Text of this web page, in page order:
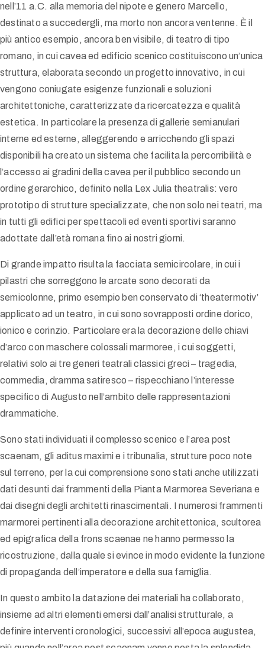
nell’11 a.C. alla memoria del nipote e genero Marcello,
destinato a succedergli, ma morto non ancora ventenne. È il
più antico esempio, ancora ben visibile, di teatro di tipo
romano, in cui cavea ed edificio scenico costituiscono un’unica
struttura, elaborata secondo un progetto innovativo, in cui
vengono coniugate esigenze funzionali e soluzioni
architettoniche, caratterizzate da ricercatezza e qualità
estetica. In particolare la presenza di gallerie semianulari
interne ed esterne, alleggerendo e arricchendo gli spazi
disponibili ha creato un sistema che facilita la percorribilità e
l’accesso ai gradini della cavea per il pubblico secondo un
ordine gerarchico, definito nella Lex Julia theatralis: vero
prototipo di strutture specializzate, che non solo nei teatri, ma
in tutti gli edifici per spettacoli ed eventi sportivi saranno
adottate dall’età romana fino ai nostri giorni.
Di grande impatto risulta la facciata semicircolare, in cui i
pilastri che sorreggono le arcate sono decorati da
semicolonne, primo esempio ben conservato di ‘theatermotiv’
applicato ad un teatro, in cui sono sovrapposti ordine dorico,
ionico e corinzio. Particolare era la decorazione delle chiavi
d’arco con maschere colossali marmoree, i cui soggetti,
relativi solo ai tre generi teatrali classici greci – tragedia,
commedia, dramma satiresco – rispecchiano l’interesse
specifico di Augusto nell’ambito delle rappresentazioni
drammatiche.
Sono stati individuati il complesso scenico e l’area post
scaenam, gli aditus maximi e i tribunalia, strutture poco note
sul terreno, per la cui comprensione sono stati anche utilizzati
dati desunti dai frammenti della Pianta Marmorea Severiana e
dai disegni degli architetti rinascimentali. I numerosi frammenti
marmorei pertinenti alla decorazione architettonica, scultorea
ed epigrafica della frons scaenae ne hanno permesso la
ricostruzione, dalla quale si evince in modo evidente la funzione
di propaganda dell’imperatore e della sua famiglia.
In questo ambito la datazione dei materiali ha collaborato,
insieme ad altri elementi emersi dall’analisi strutturale, a
definire interventi cronologici, successivi all’epoca augustea,